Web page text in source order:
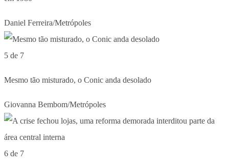
Daniel Ferreira/Metrópoles
5 de 7
Mesmo tão misturado, o Conic anda desolado
Giovanna Bembom/Metrópoles
6 de 7